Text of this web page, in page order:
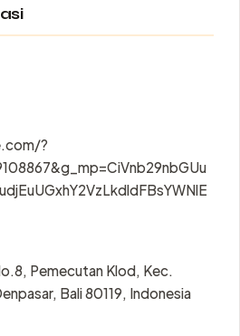
?
Pemecutan Klod, Kec.
Bali 80119, Indonesia